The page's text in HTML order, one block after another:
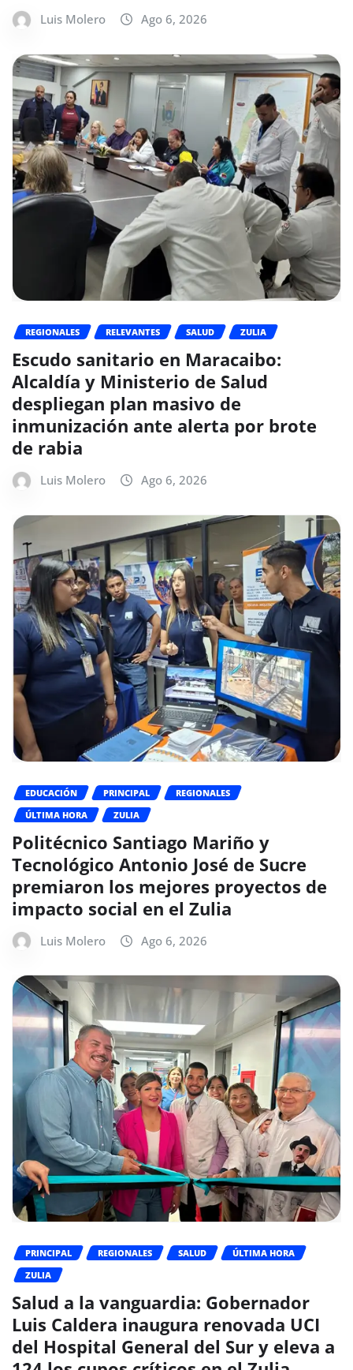
Luis Molero Ago 6, 2026
REGIONALES RELEVANTES SALUD ZULIA
Escudo sanitario en Maracaibo:
Alcaldía y Ministerio de Salud
despliegan plan masivo de
inmunización ante alerta por brote
de rabia
Luis Molero Ago 6, 2026
EDUCACIÓN PRINCIPAL
REGIONALES
ÚLTIMA HORA
ZULIA
Politécnico Santiago Mariño y
Tecnológico Antonio José de Sucre
premiaron los mejores proyectos de
impacto social en el Zulia
Luis Molero Ago 6, 2026
PRINCIPAL REGIONALES SALUD
ÚLTIMA HORA
ZULIA
Salud a la vanguardia: Gobernador
Luis Caldera inaugura renovada UCI
del Hospital General del Sur y eleva a